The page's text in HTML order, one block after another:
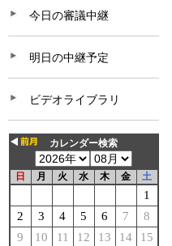
今日の審議中継
明日の中継予定
ビデオライブラリ
カレンダー検索
日 月 火 水 木 金 土
1
2
3 4 5 6 7
8
9
10 11 12 13 14
15